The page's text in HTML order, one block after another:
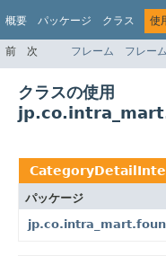
概要 パッケージ クラス 使
前 次 フレーム フレー
クラスの使用
パッケージ